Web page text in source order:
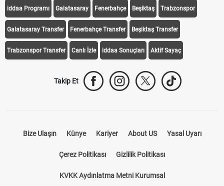
iddaa Programı Galatasaray Fenerbahçe Beşiktaş Trabzonspor
Galatasaray Transfer Fenerbahçe Transfer Beşiktaş Transfer
Trabzonspor Transfer Canlı İzle iddaa Sonuçları Aktif Sayaç
Takip Et
Bize Ulaşın Künye Kariyer About US Yasal Uyarı
Çerez Politikası Gizlilik Politikası
KVKK Aydınlatma Metni Kurumsal